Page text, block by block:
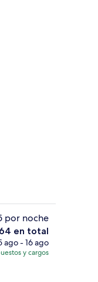
por noche
en total
ago - 16 ago
y cargos